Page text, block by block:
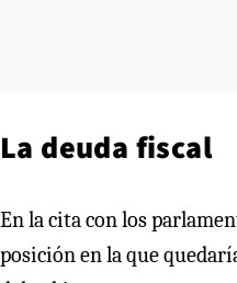
La deuda fiscal
En la cita con los
posición en la que